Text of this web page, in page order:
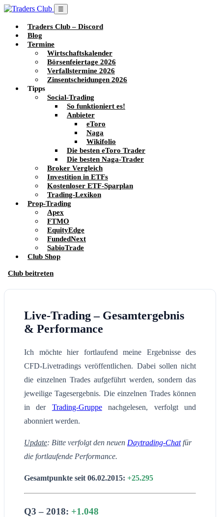
☰
Traders Club – Discord
Blog
Termine
Wirtschaftskalender
Börsenfeiertage 2026
Verfallstermine 2026
Zinsentscheidungen 2026
Tipps
Social-Trading
So funktioniert es!
Anbieter
eToro
Naga
Wikifolio
Die besten eToro Trader
Die besten Naga-Trader
Broker Vergleich
Investition in ETFs
Kostenloser ETF-Sparplan
Trading-Lexikon
Prop-Trading
Apex
FTMO
EquityEdge
FundedNext
SabioTrade
Club Shop
Club beitreten
Live-Trading – Gesamtergebnis
& Performance
Ich möchte hier fortlaufend meine Ergebnisse des
CFD-Livetradings veröffentlichen. Dabei sollen nicht
die einzelnen Trades aufgeführt werden, sondern das
jeweilige Tagesergebnis. Die einzelnen Trades können
in der Trading-Gruppenachgelesen, verfolgt und
abonniert werden.
Update: Bitte verfolgt den neuen Daytrading-Chatfür
die fortlaufende Performance.
Gesamtpunkte seit 06.02.2015: +25.295
Q3 – 2018: +1.048